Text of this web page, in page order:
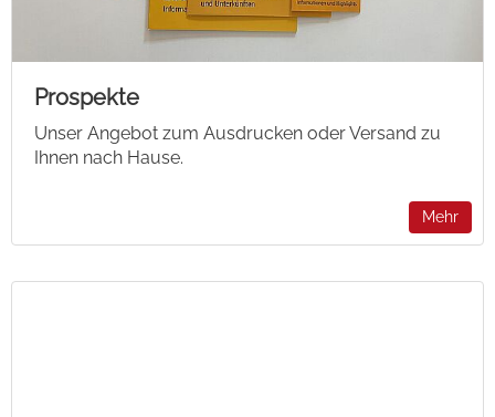
Prospekte
Unser Angebot zum Ausdrucken oder Versand zu
Ihnen nach Hause.
Mehr